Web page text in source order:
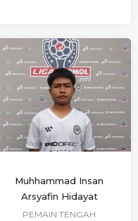
Muhhammad Insan
Arsyafin Hidayat
PEMAIN TENGAH